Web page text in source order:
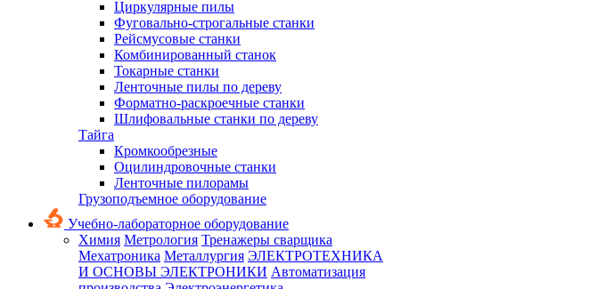
Циркулярные пилы
Фуговально-строгальные станки
Рейсмусовые станки
Комбинированный станок
Токарные станки
Ленточные пилы по дереву
Форматно-раскроечные станки
Шлифовальные станки по дереву
Тайга
Кромкообрезные
Оцилиндровочные станки
Ленточные пилорамы
Грузоподъемное оборудование
Учебно-лабораторное оборудование
Химия Метрология Тренажеры сварщика
Мехатроника Металлургия ЭЛЕКТРОТЕХНИКА
И ОСНОВЫ ЭЛЕКТРОНИКИ Автоматизация